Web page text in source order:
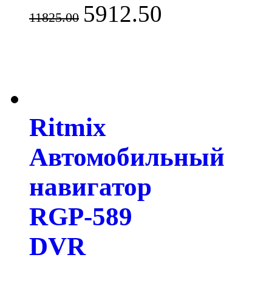
11825.00 5912.50
Ritmix
Автомобильный
навигатор
RGP-589
DVR